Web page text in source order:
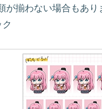
揃わない場合もあり